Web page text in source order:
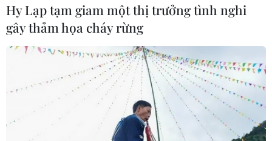
TIN CÙNG CHUYÊN MỤC
Áp thấp nhiệt đới trên vịnh Bắc Bộ sẽ
Hy Lạp tạm giam một thị trưởng tình nghi
gây thảm họa cháy rừng